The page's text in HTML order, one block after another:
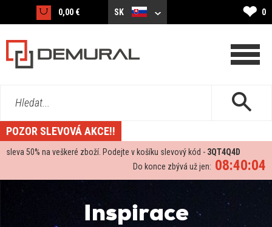
0,00 € SK ❤ 0
Hledat...
POZOR SLEVOVÁ AKCE!!
sleva 50% na veškeré zboží. Podejte v košíku slevový kód - 3QT4Q4D
08:40:04
Do konce zbývá už jen:
Inspirace